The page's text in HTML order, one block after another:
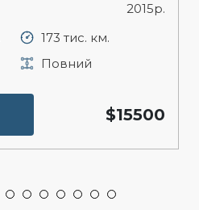
2015р.
173 тис. км.
Повний
$15500